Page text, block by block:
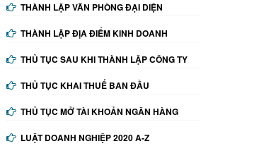
THÀNH LẬP VĂN PHÒNG ĐẠI DIỆN
THÀNH LẬP ĐỊA ĐIỂM KINH DOANH
THỦ TỤC SAU KHI THÀNH LẬP CÔNG TY
THỦ TỤC KHAI THUẾ BAN ĐẦU
THỦ TỤC MỞ TÀI KHOẢN NGÂN HÀNG
LUẬT DOANH NGHIỆP 2020 A-Z